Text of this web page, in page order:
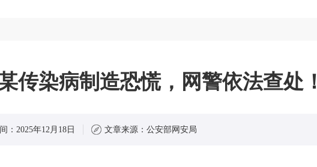
传染病制造恐慌，网警依法查处！
： 2025年12月18日 文章来源： 公安部网安局